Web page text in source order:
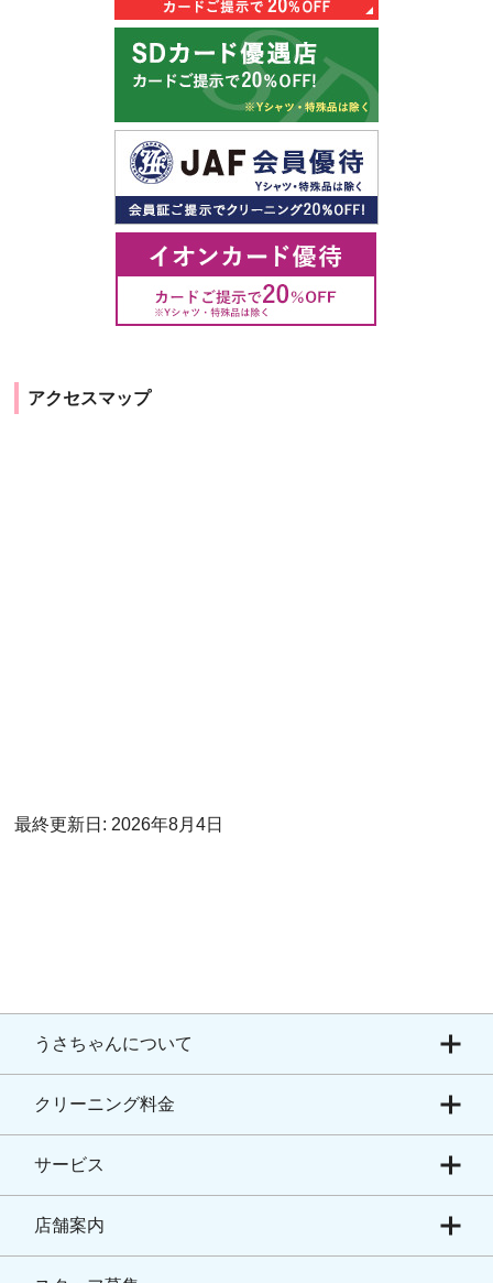
アクセスマップ
最終更新日: 2026年8月4日
うさちゃんについて
クリーニング料金
サービス
店舗案内